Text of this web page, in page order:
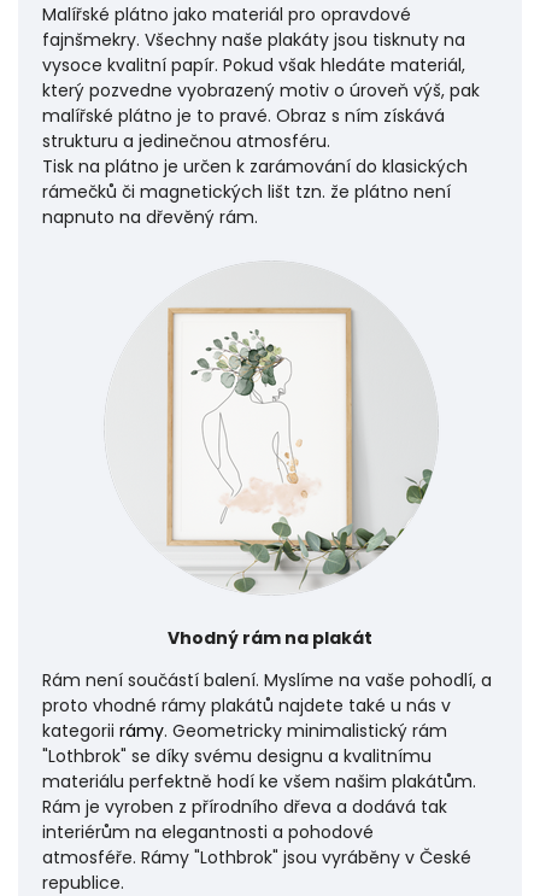
Malířské plátno jako materiál pro opravdové
fajnšmekry. Všechny naše plakáty jsou tisknuty na
vysoce kvalitní papír. Pokud však hledáte materiál,
který pozvedne vyobrazený motiv o úroveň výš, pak
malířské plátno je to pravé. Obraz s ním získává
strukturu a jedinečnou atmosféru.
Tisk na plátno je určen k zarámování do klasických
rámečků či magnetických lišt tzn. že plátno není
napnuto na dřevěný rám.
Vhodný rám na plakát
Rám není součástí balení. Myslíme na vaše pohodlí, a
proto vhodné rámy plakátů najdete také u nás v
kategorii rámy. Geometricky minimalistický rám
"Lothbrok" se díky svému designu a kvalitnímu
materiálu perfektně hodí ke všem našim plakátům.
Rám je vyroben z přírodního dřeva a dodává tak
interiérům na elegantnosti a pohodové
atmosféře. Rámy "Lothbrok" jsou vyráběny v České
republice.